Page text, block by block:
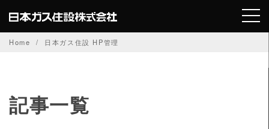
to
content
Home 日本ガス住設 HP管理
記事一覧